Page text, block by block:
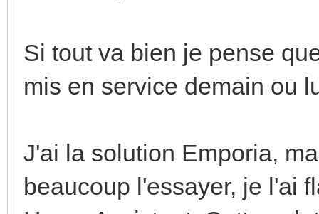
Si tout va bien je pense
mis en service demain ou
J'ai la solution Emporia,
beaucoup l'essayer, je l'ai